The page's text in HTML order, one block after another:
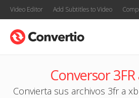
Video Editor Add Subtitles to Video
Conversor
Convierta sus archivos 3fr a